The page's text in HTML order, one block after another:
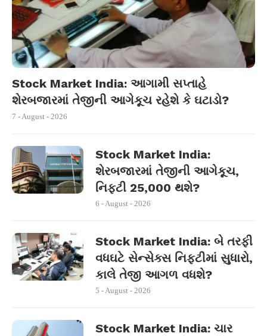
Stock Market India: આગામી સપ્તાહે
શેરબજારમાં તેજીની આગેકૂચ રહેશે કે ઘટાડો?
7 - August - 2026
Stock Market India:
શેરબજારમાં તેજીની આગેકૂચ,
નિફ્ટી 25,000 થશે?
6 - August - 2026
Stock Market India: બે તરફી
વધઘટે સેન્સેક્સ નિફ્ટીમાં સુધારો,
કાલે તેજી આગળ વધશે?
5 - August - 2026
Stock Market India: ચાર